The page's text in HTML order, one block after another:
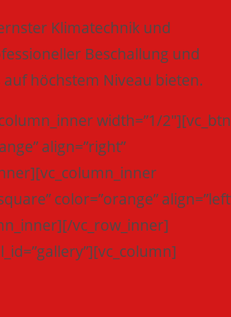
Klimatechnik und
Beschallung und
höchstem Niveau bieten.
width=”1/2″][vc_btn
align=”right”
color=”orange”
vc_row_inner]